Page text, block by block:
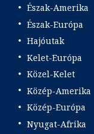
Észak-Amerika
Észak-Európa
Hajóutak
Kelet-Európa
Közel-Kelet
Közép-Amerika
Közép-Európa
Nyugat-Afrika